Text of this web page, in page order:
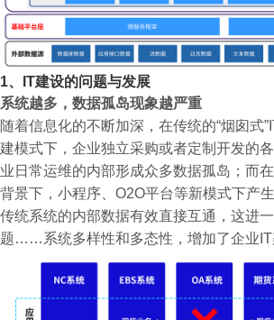
1、IT建设的问题与发展
系统越多，数据孤岛现象越严重
随着信息化的不断加深，在传统的“烟囱式
建模式下，企业独立采购或者定制开发的
业日常运维的内部形成众多数据孤岛；而
背景下，小程序、O2O平台等新模式下产
传统系统的内部数据有效直接互通，这进
题……系统多样性和多态性，增加了企业IT